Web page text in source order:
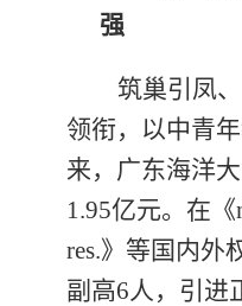
强
筑巢引凤
领衔，以中青
来，广东海洋
1.95亿元。在《
res.》等国内外
副高6人，引进